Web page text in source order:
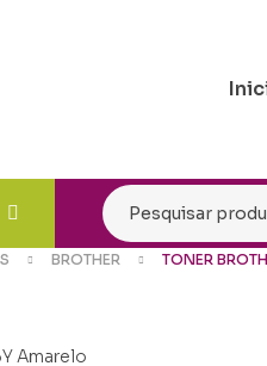
BROTHER TONER